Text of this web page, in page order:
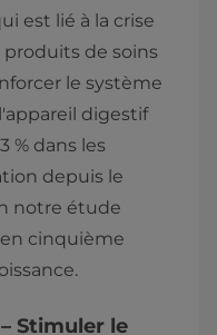
est lié à la crise
produits de soins
le système
digestif
% dans les
depuis le
notre étude
cinquième
Stimuler le